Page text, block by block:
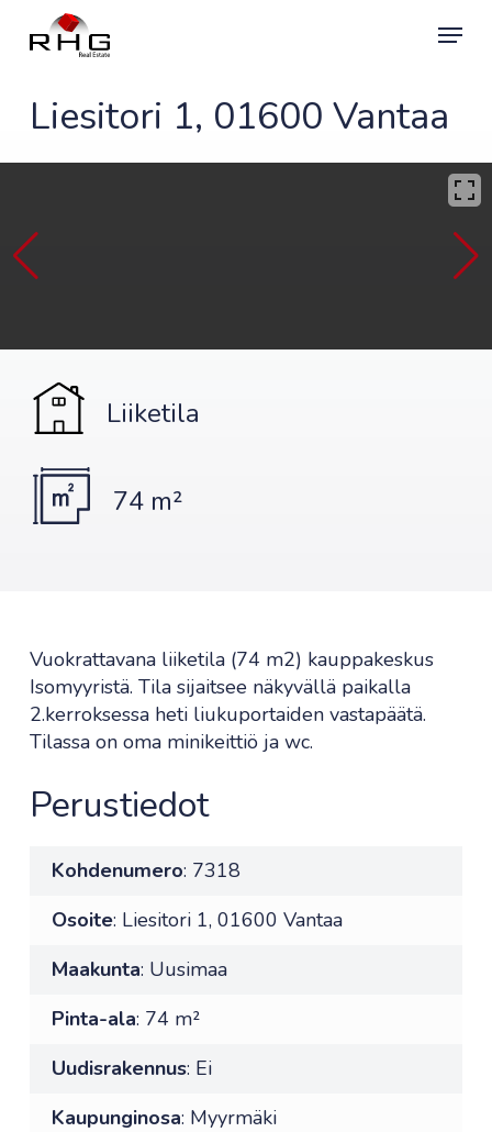
Menu
Liesitori 1, 01600 Vantaa
Liiketila
74 m²
Vuokrattavana liiketila (74 m2) kauppakeskus
Isomyyristä. Tila sijaitsee näkyvällä paikalla
2.kerroksessa heti liukuportaiden vastapäätä.
Tilassa on oma minikeittiö ja wc.
Perustiedot
Kohdenumero: 7318
Osoite: Liesitori 1, 01600 Vantaa
Maakunta: Uusimaa
Pinta-ala: 74 m²
Uudisrakennus: Ei
Kaupunginosa: Myyrmäki